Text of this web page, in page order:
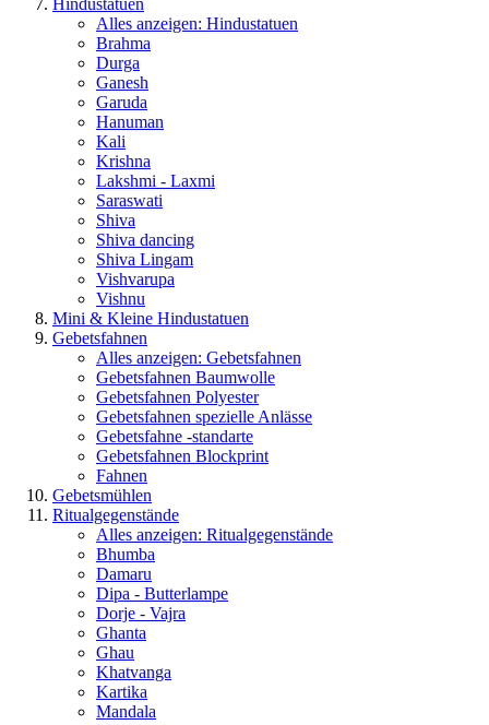
Hindustatuen
Alles anzeigen: Hindustatuen
Brahma
Durga
Ganesh
Garuda
Hanuman
Kali
Krishna
Lakshmi - Laxmi
Saraswati
Shiva
Shiva dancing
Shiva Lingam
Vishvarupa
Vishnu
Mini & Kleine Hindustatuen
Gebetsfahnen
Alles anzeigen: Gebetsfahnen
Gebetsfahnen Baumwolle
Gebetsfahnen Polyester
Gebetsfahnen spezielle Anlässe
Gebetsfahne -standarte
Gebetsfahnen Blockprint
Fahnen
Gebetsmühlen
Ritualgegenstände
Alles anzeigen: Ritualgegenstände
Bhumba
Damaru
Dipa - Butterlampe
Dorje - Vajra
Ghanta
Ghau
Khatvanga
Kartika
Mandala